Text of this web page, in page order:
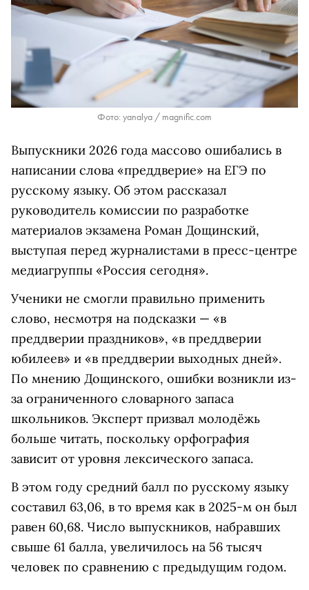
Фото: yanalya / magnific.com
Выпускники 2026 года массово ошибались в
написании слова «преддверие» на ЕГЭ по
русскому языку. Об этом рассказал
руководитель комиссии по разработке
материалов экзамена Роман Дощинский,
выступая перед журналистами в пресс-центре
медиагруппы «Россия сегодня».
Ученики не смогли правильно применить
слово, несмотря на подсказки — «в
преддверии праздников», «в преддверии
юбилеев» и «в преддверии выходных дней».
По мнению Дощинского, ошибки возникли из-
за ограниченного словарного запаса
школьников. Эксперт призвал молодёжь
больше читать, поскольку орфография
зависит от уровня лексического запаса.
В этом году средний балл по русскому языку
составил 63,06, в то время как в 2025-м он был
равен 60,68. Число выпускников, набравших
свыше 61 балла, увеличилось на 56 тысяч
человек по сравнению с предыдущим годом.